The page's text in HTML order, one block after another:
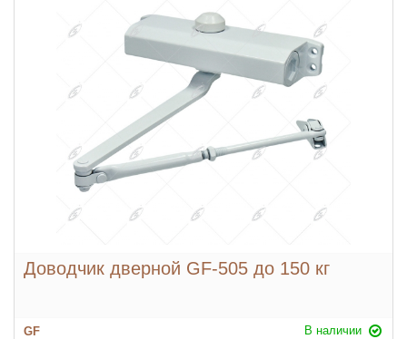
Доводчик дверной GF-505 до 150 кг
GF
В наличии